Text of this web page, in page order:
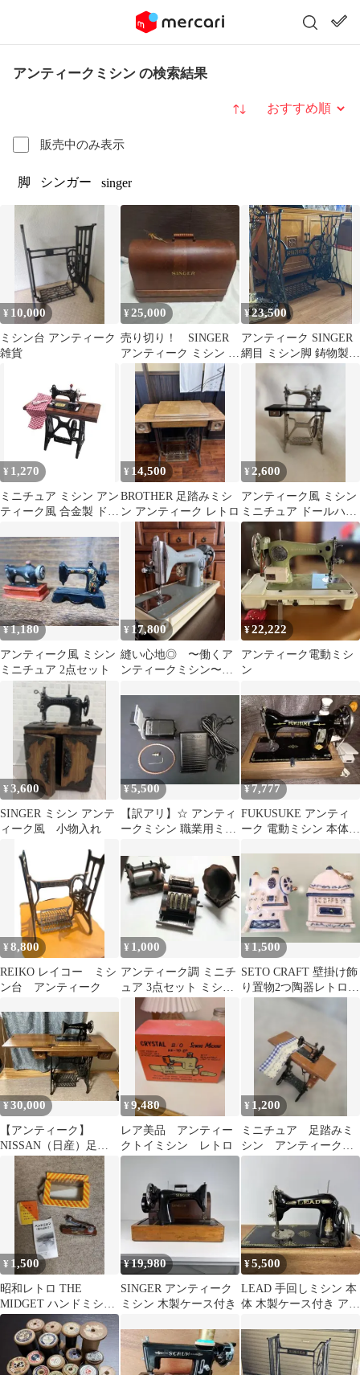
アンティークミシン の検索結果
販売中のみ表示
並び替え
脚 シンガー singer
¥ 10,000
ミシン台 アンティーク
雑貨
¥25,000
売り切り！ SINGER
アンティーク ミシン 木
製ケース付
¥23,500
アンティーク SINGER
網目 ミシン脚 鋳物製
足踏みミシン 送料込み
¥ 1,270
ミニチュア ミシン アン
ティーク風 合金製 ドー
り
¥ 14,500
BROTHER 足踏みミシ
ン アンティーク レトロ
¥ 2,600
アンティーク風 ミシン
ミニチュア ドールハウ
ス
¥1,180
アンティーク風 ミシン
ミニチュア 2点セット
¥ 17,800
縫い心地◎ 〜働くア
ンティークミシン〜
¥22,222
アンティーク電動ミシ
ン
¥3,600
SINGER ミシン アンテ
ィーク風 小物入れ
¥5,500
【訳アリ】☆ アンティ
ークミシン 職業用ミシ
☆150W☆
¥7,777
FUKUSUKE アンティ
ーク 電動ミシン 本体
¥8,800
REIKO レイコー ミシ
ン台 アンティーク
¥ 1,000
アンティーク調 ミニチ
ュア 3点セット ミシン
蓄音機 レジ キャッシャ
¥1,500
SETO CRAFT 壁掛け飾
り置物2つ陶器レトロア
ンティークコーヒーミ
¥30,000
【アンティーク】
NISSAN（日産）足踏
みミシン 昭和レトロ ミ
シン台
¥9,480
レア美品 アンティー
クトイミシン レトロ
¥ 1,200
ミニチュア 足踏みミ
シン アンティーク
¥ 1,500
昭和レトロ THE
MIDGET ハンドミシン
ポケットタイプ アンテ
ィーク雑貨
¥19,980
SINGER アンティーク
ミシン 木製ケース付き
¥5,500
LEAD 手回しミシン 本
体 木製ケース付き アン